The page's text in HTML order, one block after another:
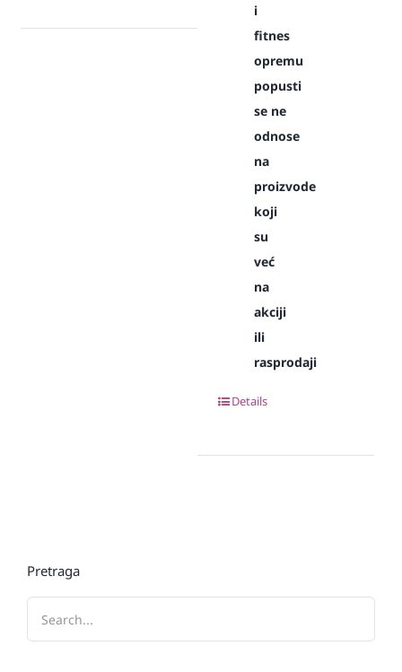
i
fitnes
opremu
popusti
se ne
odnose
na
proizvode
koji
su
već
na
akciji
ili
rasprodaji
Details
Pretraga